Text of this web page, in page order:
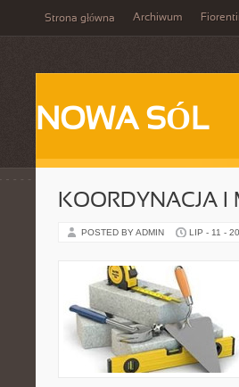
Strona główna Archiwum
NOWA SÓL
KOORDYNACJA I
POSTED BY ADMIN LIP - 11 -